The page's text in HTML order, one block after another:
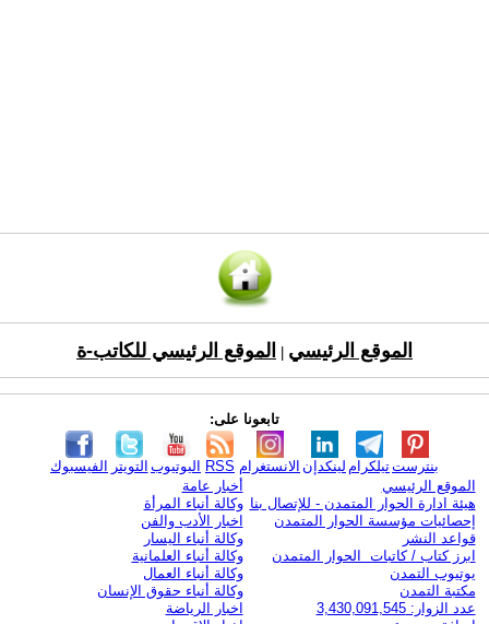
الموقع الرئيسي الموقع الرئيسي للكاتب-ة
تابعونا على:
الفيسبوك التويتر اليوتيوب RSS الانستغرام لينكدإن تيلكرامبنترست
الموقع الرئيسي
هيئة ادارة الحوار المتمدن - للإتصال بنا
إحصائيات مؤسسة الحوار المتمدن
قواعد النشر
ابرز كتاب / كاتبات الحوار المتمدن
يوتيوب التمدن
مكتبة التمدن
عدد الزوار: 3,430,091,545
أخبار عامة
وكالة أنباء المرأة
اخبار الأدب والفن
وكالة أنباء اليسار
وكالة أنباء العلمانية
وكالة أنباء العمال
وكالة أنباء حقوق الإنسان
اخبار الرياضة